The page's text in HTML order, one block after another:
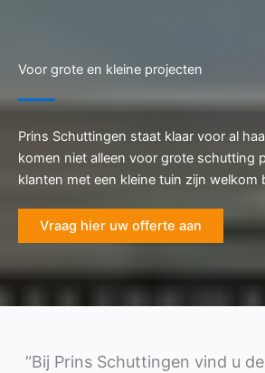
Voor grote en kleine projecten
Prins Schuttingen staat klaar voor al
komen niet alleen voor grote schutting
klanten met een kleine tuin zijn welkom
Vraag hier uw offerte aan
“Bij Prins Schuttingen vind u